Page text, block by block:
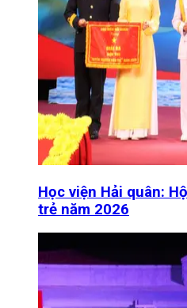
Học viện Hải quân:
trẻ năm 2026